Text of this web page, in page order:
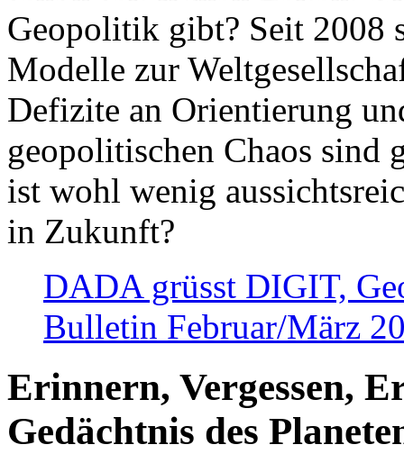
Geopolitik gibt? Seit 2008
Modelle zur
Defizite an Orientierung
geopolitischen Chaos sind
ist wohl wenig
in Zukunft?
DADA grüsst DIGIT,
Bulletin Februar/März
Erinnern, Vergessen,
Gedächtnis des